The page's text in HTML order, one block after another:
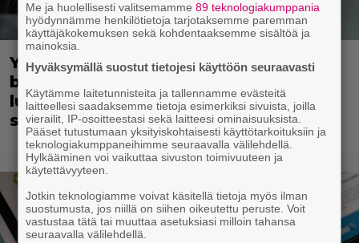
Yöllä tv:ssä: Pätevä vakoojaleffa vie
brittimiehen Neuvostoliittoon –
luvassa kylmän sodan jännitystä ja
salaisuuksia
Me ja huolellisesti valitsemamme89 teknologiakumppania
hyödynnämme henkilötietoja tarjotaksemme paremman
käyttäjäkokemuksen sekä kohdentaaksemme sisältöä ja
mainoksia.
Hyväksymällä suostut tietojesi käyttöön seuraavasti
Käytämme laitetunnisteita ja tallennamme evästeitä
laitteellesi saadaksemme tietoja esimerkiksi sivuista, joilla
vierailit, IP-osoitteestasi sekä laitteesi ominaisuuksista.
Pääset tutustumaan yksityiskohtaisesti käyttötarkoituksiin ja
teknologiakumppaneihimme seuraavalla välilehdellä.
Hylkääminen voi vaikuttaa sivuston toimivuuteen ja
käytettävyyteen.
Jotkin teknologiamme voivat käsitellä tietoja myös ilman
suostumusta, jos niillä on siihen oikeutettu peruste. Voit
vastustaa tätä tai muuttaa asetuksiasi milloin tahansa
seuraavalla välilehdellä.